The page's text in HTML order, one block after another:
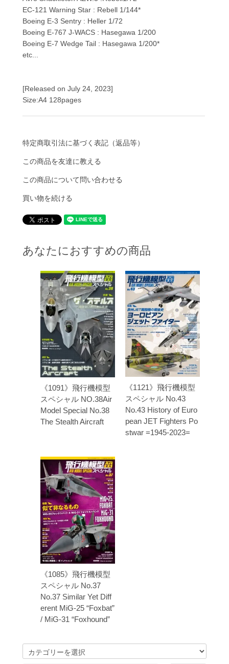
EC-121 Warning Star : Rebell 1/144*
Boeing E-3 Sentry : Heller 1/72
Boeing E-767 J-WACS : Hasegawa 1/200
Boeing E-7 Wedge Tail : Hasegawa 1/200*
etc...
[Released on July 24, 2023]
Size:A4 128pages
特定商取引法に基づく表記（返品等）
この商品を友達に教える
この商品について問い合わせる
買い物を続ける
あなたにおすすめの商品
《1091》飛行機模型
スペシャル NO.38Air
Model Special No.38
The Stealth Aircraft
《1121》飛行機模型
スペシャル No.43
No.43 History of Euro
pean JET Fighters Po
stwar =1945-2023=
《1085》飛行機模型
スペシャル No.37
No.37 Similar Yet Diff
erent MiG-25 “Foxbat”
/ MiG-31 “Foxhound”